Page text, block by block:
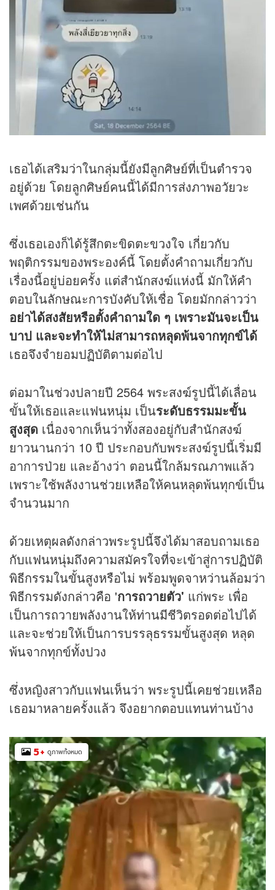
เธอได้เสริมว่าในกลุ่มนี้ยังมีลูกศิษย์ที่เป็นตำรวจ
อยู่ด้วย โดยลูกศิษย์คนนี้ได้มีการส่งภาพอวัยวะ
เพศด้วยเช่นกัน
ซึ่งเธอเองก็ได้รู้สึกตะขิดตะขวงใจ เกี่ยวกับ
พฤติกรรมของพระองค์นี้ โดยตั้งคำถามเกี่ยวกับ
เรื่องนี้อยู่บ่อยครั้ง แต่สำนักสงฆ์แห่งนี้ มักให้คำ
ตอบในลักษณะการบังคับให้เชื่อ โดยมักกล่าวว่า
อย่าได้สงสัยหรือตั้งคำถามใด ๆ เพราะมันจะเป็น
บาป และจะทำให้ไม่สามารถหลุดพ้นจากทุกข์ได้
เธอจึงจำยอมปฏิบัติตามต่อไป
ต่อมาในช่วงปลายปี 2564 พระสงฆ์รูปนี้ได้เลื่อน
ขั้นให้เธอและแฟนหนุ่ม เป็นระดับธรรมมะขั้น
สูงสุด เนื่องจากเห็นว่าทั้งสองอยู่กับสำนักสงฆ์
ยาวนานกว่า 10 ปี ประกอบกับพระสงฆ์รูปนี้เริ่มมี
อาการป่วย และอ้างว่า ตอนนี้ใกล้มรณภาพแล้ว
เพราะใช้พลังงานช่วยเหลือให้คนหลุดพ้นทุกข์เป็น
จำนวนมาก
ด้วยเหตุผลดังกล่าวพระรูปนี้จึงได้มาสอบถามเธอ
กับแฟนหนุ่มถึงความสมัครใจที่จะเข้าสู่การปฏิบัติ
พิธีกรรมในขั้นสูงหรือไม่ พร้อมพูดจาหว่านล้อมว่า
พิธีกรรมดังกล่าวคือ 'การถวายตัว' แก่พระ เพื่อ
เป็นการถวายพลังงานให้ท่านมีชีวิตรอดต่อไปได้
และจะช่วยให้เป็นการบรรลุธรรมขั้นสูงสุด หลุด
พ้นจากทุกข์ทั้งปวง
ซึ่งหญิงสาวกับแฟนเห็นว่า พระรูปนี้เคยช่วยเหลือ
เธอมาหลายครั้งแล้ว จึงอยากตอบแทนท่านบ้าง
5+ ดูภาพทั้งหมด